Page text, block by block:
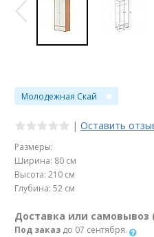
Молодежная Скай
| Оставить
Размеры:
Ширина: 80 см
Высота: 210 см
Глубина: 52 см
Доставка или самовывоз
Под заказ до 07 сентября.